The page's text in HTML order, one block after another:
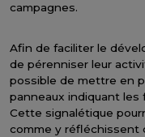
campagnes.
Afin de faciliter le
de pérenniser leur
possible de mettre en
panneaux indiquant
Cette signalétique
comme y réfléchissent